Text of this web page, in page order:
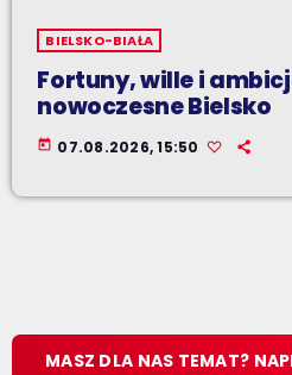
BIELSKO-BIAŁA
Fortuny, wille i
nowoczesne Bielsko
today 07.08.2026, 15:50
MASZ DLA NAS TEMAT?